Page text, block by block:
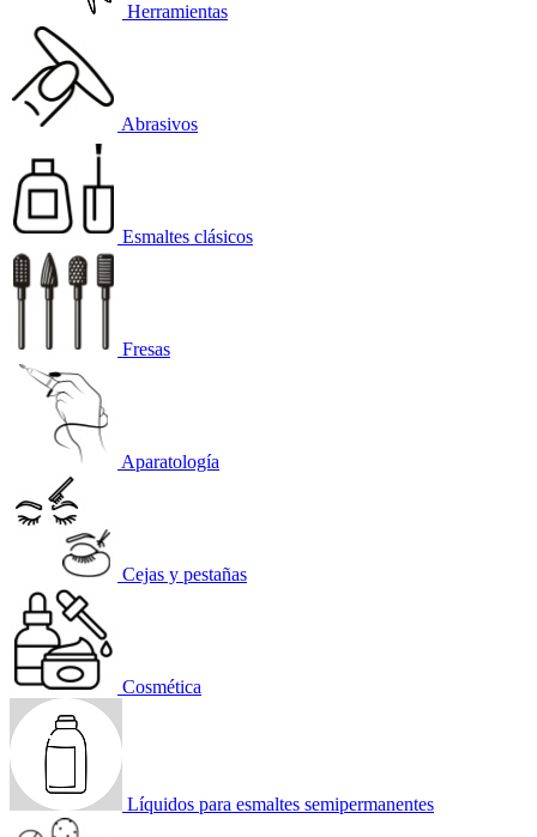
Herramientas
Abrasivos
Esmaltes clásicos
Fresas
Aparatología
Cejas y pestañas
Cosmética
Líquidos para esmaltes semipermanentes